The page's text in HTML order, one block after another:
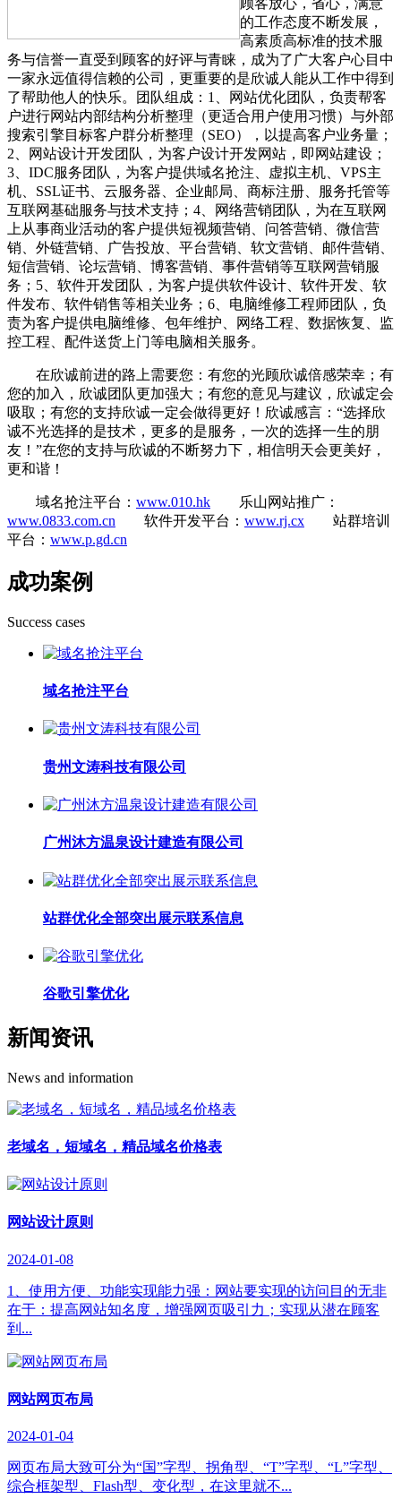
顾客放心，省心，满意
的工作态度不断发展，
高素质高标准的技术服
务与信誉一直受到顾客的好评与青睐，成为了广大客户心目中
一家永远值得信赖的公司，更重要的是欣诚人能从工作中得到
了帮助他人的快乐。团队组成：1、网站优化团队，负责帮客
户进行网站内部结构分析整理（更适合用户使用习惯）与外部
搜索引擎目标客户群分析整理（SEO），以提高客户业务量；
2、网站设计开发团队，为客户设计开发网站，即网站建设；
3、IDC服务团队，为客户提供域名抢注、虚拟主机、VPS主
机、SSL证书、云服务器、企业邮局、商标注册、服务托管等
互联网基础服务与技术支持；4、网络营销团队，为在互联网
上从事商业活动的客户提供短视频营销、问答营销、微信营
销、外链营销、广告投放、平台营销、软文营销、邮件营销、
短信营销、论坛营销、博客营销、事件营销等互联网营销服
务；5、软件开发团队，为客户提供软件设计、软件开发、软
件发布、软件销售等相关业务；6、电脑维修工程师团队，负
责为客户提供电脑维修、包年维护、网络工程、数据恢复、监
控工程、配件送货上门等电脑相关服务。
在欣诚前进的路上需要您：有您的光顾欣诚倍感荣幸；有
您的加入，欣诚团队更加强大；有您的意见与建议，欣诚定会
吸取；有您的支持欣诚一定会做得更好！欣诚感言：“选择欣
诚不光选择的是技术，更多的是服务，一次的选择一生的朋
友！”在您的支持与欣诚的不断努力下，相信明天会更美好，
更和谐！
域名抢注平台： www.010.hk 乐山网站推广：
www.0833.com.cn 软件开发平台： www.rj.cx 站群培训
平台： www.p.gd.cn
成功案例
Success cases
域名抢注平台
贵州文涛科技有限公司
广州沐方温泉设计建造有限公司
站群优化全部突出展示联系信息
谷歌引擎优化
新闻资讯
News and information
老域名，短域名，精品域名价格表
网站设计原则
2024-01-08
1、使用方便、功能实现能力强：网站要实现的访问目的无非
在于：提高网站知名度，增强网页吸引力；实现从潜在顾客
到...
网站网页布局
2024-01-04
网页布局大致可分为“国”字型、拐角型、“T”字型、“L”字型、
综合框架型、Flash型、变化型，在这里就不...